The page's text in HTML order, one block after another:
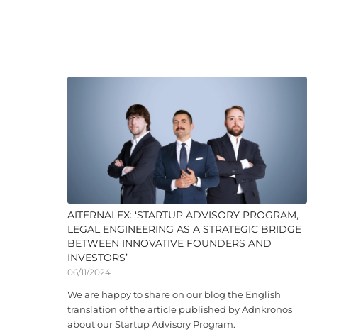
AITERNALEX: ‘STARTUP ADVISORY PROGRAM,
LEGAL ENGINEERING AS A STRATEGIC BRIDGE
BETWEEN INNOVATIVE FOUNDERS AND
INVESTORS’
06/11/2024
We are happy to share on our blog the English
translation of the article published by Adnkronos
about our Startup Advisory Program.